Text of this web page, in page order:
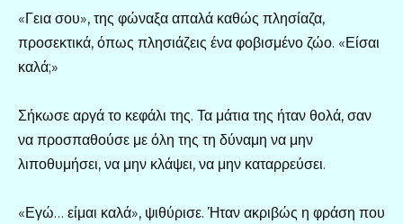
«Γεια σου», της φώναξα απαλά καθώς πλησίαζα,
προσεκτικά, όπως πλησιάζεις ένα φοβισμένο ζώο. «Είσαι
καλά;»
Σήκωσε αργά το κεφάλι της. Τα μάτια της ήταν θολά, σαν
να προσπαθούσε με όλη της τη δύναμη να μην
λιποθυμήσει, να μην κλάψει, να μην καταρρεύσει.
«Εγώ… είμαι καλά», ψιθύρισε. Ήταν ακριβώς η φράση που